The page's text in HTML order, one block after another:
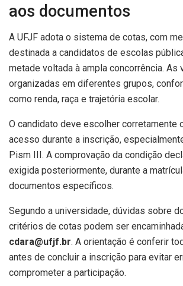
aos documentos
A UFJF adota o sistema de cotas, com
destinada a candidatos de escolas
metade voltada à ampla concorrência. As
organizadas em diferentes grupos,
como renda, raça e trajetória escolar.
O candidato deve escolher corretamente
acesso durante a inscrição,
Pism III. A comprovação da condição
exigida posteriormente, durante a
documentos específicos.
Segundo a universidade, dúvidas sobre
critérios de cotas podem ser
cdara@ufjf.br. A orientação é conferir
antes de concluir a inscrição para evitar
comprometer a participação.